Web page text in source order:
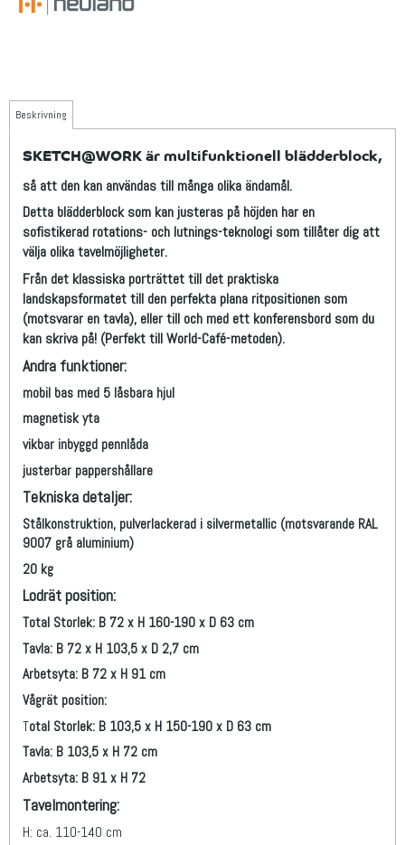
Beskrivning
SKETCH@WORK är multifunktionell blädderblock,
så att den kan användas till många olika ändamål.
Detta blädderblock som kan justeras på höjden har en
sofistikerad rotations- och lutnings-teknologi som tillåter dig att
välja olika tavelmöjligheter.
Från det klassiska porträttet till det praktiska
landskapsformatet till den perfekta plana ritpositionen som
(motsvarar en tavla), eller till och med ett konferensbord som du
kan skriva på! (Perfekt till World-Café-metoden).
Andra funktioner:
mobil bas med 5 låsbara hjul
magnetisk yta
vikbar inbyggd pennlåda
justerbar pappershållare
Tekniska detaljer:
Stålkonstruktion, pulverlackerad i silvermetallic (motsvarande RAL
9007 grå aluminium)
20 kg
Lodrät position:
Total Storlek: B 72 x H 160-190 x D 63 cm
Tavla: B 72 x H 103,5 x D 2,7 cm
Arbetsyta: B 72 x H 91 cm
Vågrät position:
Total Storlek: B 103,5 x H 150-190 x D 63 cm
Tavla: B 103,5 x H 72 cm
Arbetsyta: B 91 x H 72
Tavelmontering:
H: ca. 110-140 cm